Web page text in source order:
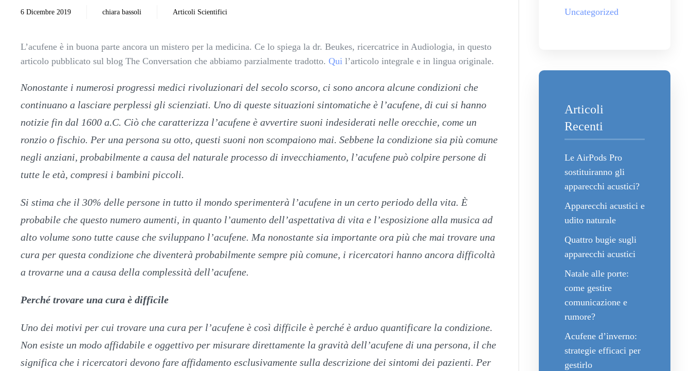
6 Dicembre 2019 chiara bassoli Articoli Scientifici
L’acufene è in buona parte ancora un mistero per la medicina. Ce lo spiega la dr. Beukes, ricercatrice in Audiologia, in questo
articolo pubblicato sul blog The Conversation che abbiamo parzialmente tradotto. Qui l’articolo integrale e in lingua originale.
Nonostante i numerosi progressi medici rivoluzionari del secolo scorso, ci sono ancora alcune condizioni che
continuano a lasciare perplessi gli scienziati. Uno di queste situazioni sintomatiche è l’acufene, di cui si hanno
notizie fin dal 1600 a.C. Ciò che caratterizza l’acufene è avvertire suoni indesiderati nelle orecchie, come un
ronzio o fischio. Per una persona su otto, questi suoni non scompaiono mai. Sebbene la condizione sia più comune
negli anziani, probabilmente a causa del naturale processo di invecchiamento, l’acufene può colpire persone di
tutte le età, compresi i bambini piccoli.
Si stima che il 30% delle persone in tutto il mondo sperimenterà l’acufene in un certo periodo della vita. È
probabile che questo numero aumenti, in quanto l’aumento dell’aspettativa di vita e l’esposizione alla musica ad
alto volume sono tutte cause che sviluppano l’acufene. Ma nonostante sia importante ora più che mai trovare una
cura per questa condizione che diventerà probabilmente sempre più comune, i ricercatori hanno ancora difficoltà
a trovarne una a causa della complessità dell’acufene.
Perché trovare una cura è difficile
Uno dei motivi per cui trovare una cura per l’acufene è così difficile è perché è arduo quantificare la condizione.
Non esiste un modo affidabile e oggettivo per misurare direttamente la gravità dell’acufene di una persona, il che
significa che i ricercatori devono fare affidamento esclusivamente sulla descrizione dei sintomi dei pazienti. Per
Uncategorized
Articoli
Recenti
Le AirPods Pro
sostituiranno gli
apparecchi acustici?
Apparecchi acustici e
udito naturale
Quattro bugie sugli
apparecchi acustici
Natale alle porte:
come gestire
comunicazione e
rumore?
Acufene d’inverno:
strategie efficaci per
gestirlo